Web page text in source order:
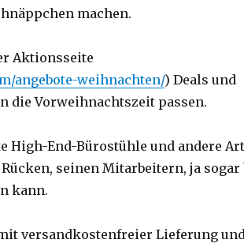
machen.
Aktionsseite
angebote-weihnachten/) Deals und
die Vorweihnachtszeit passen.
High-End-Bürostühle und andere
seinen Mitarbeitern, ja sogar
kann.
versandkostenfreier Lieferung und